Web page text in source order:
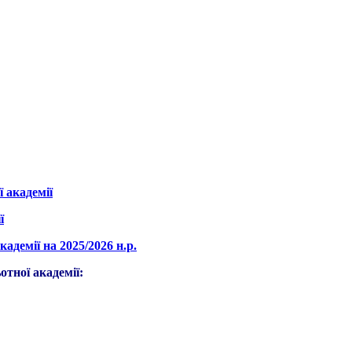
на 2025/2026 н.р.
академії: